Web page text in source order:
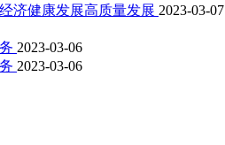
济健康发展高质量发展 2023-03-07
2023-03-06
2023-03-06